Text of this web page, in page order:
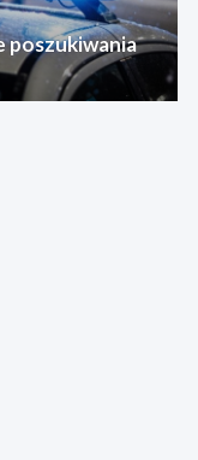
poszukiwania